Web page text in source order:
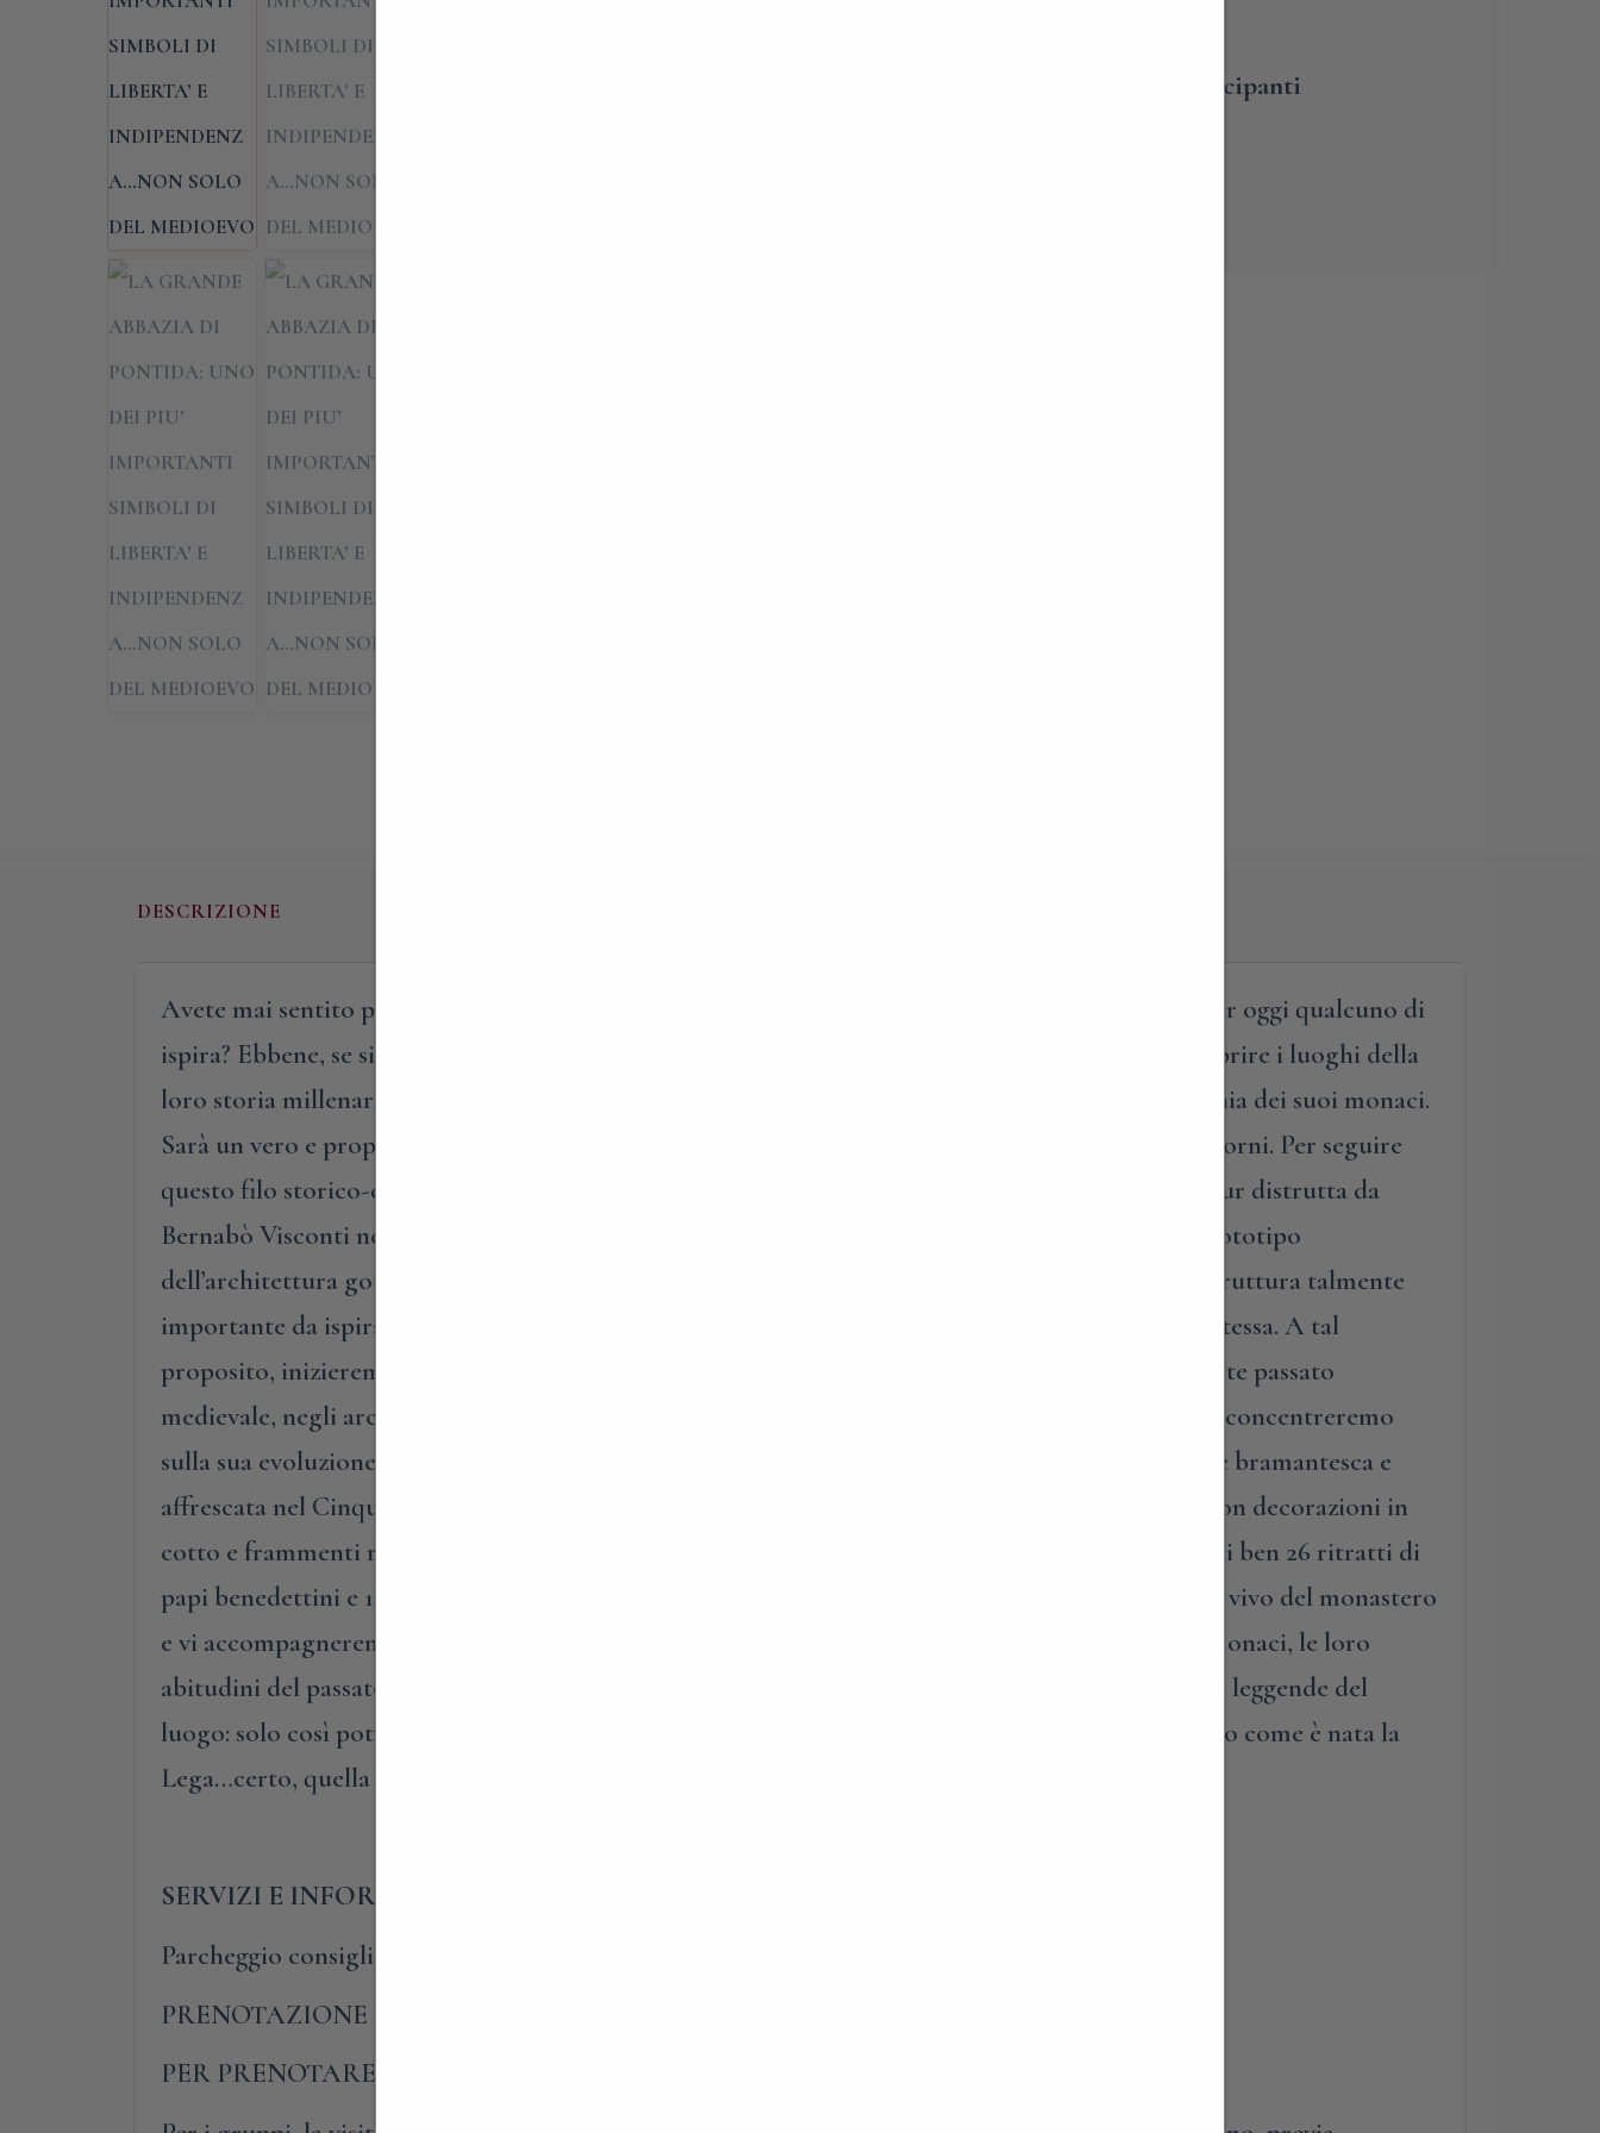
Inserisci qui sotto il numero dei partecipanti
DESCRIZIONE
Avete mai sentito parlare del “Giuramento di Pontida”? E della famosa Lega Lombarda a cui ancor oggi qualcuno di
ispira? Ebbene, se siete curiosi di conoscere a fondo questi avvenimenti e soprattutto se volte scoprire i luoghi della
loro storia millenaria, vi proponiamo un’inedita visita guidata dell’Abbazia di Pontida in compagnia dei suoi monaci.
Sarà un vero e proprio viaggio nella storia, con partenza dal remoto XI secolo e arrivo ai nostri giorni. Per seguire
questo filo storico-culturale, inizieremo proprio dalla basilica del complesso monastico che, seppur distrutta da
Bernabò Visconti nel 1373 e ricostruita nel Rinascimento, è considerata dagli storici dell’arte il prototipo
dell’architettura gotica lombarda, di cui rimangono le impostazioni trecentesche degli interni. Struttura talmente
importante da ispirare persino la costruzione del Duomo di Milano, che avverrà 70 anni dopo la stessa. A tal
proposito, inizieremo da un’approfondita visita interna, alla ricerca delle tracce di quell’affascinante passato
medievale, negli archi, nelle decorazioni e nei frammenti di opere antichissime, ma soprattutto ci concentreremo
sulla sua evoluzione rinascimentale. Per approfondire il tema, visiteremo la sacrestia di ispirazione bramantesca e
affrescata nel Cinquecento, ma anche i due chiostri del monastero: l’uno tardo quattrocentesco con decorazioni in
cotto e frammenti romanici, l’altro del 1510, caratterizzato dalla rappresentazione sotto i portici di ben 26 ritratti di
papi benedettini e 16 figure di importanti personaggi dell’ordine. Successivamente, entreremo nel vivo del monastero
e vi accompagneremo nella bellissima sala del capitolo. Qui, vi racconteremo le vicissitudini dei monaci, le loro
abitudini del passato ma anche quelle attuali; vi coinvolgeremo in racconti tradizionali, in storie e leggende del
luogo: solo così potrete comprendere meglio la “vicenda” del Giuramento di Pontida e soprattutto come è nata la
Lega…certo, quella dei comuni lombardi contro l’imperatore Federico I Barbarossa!
SERVIZI E INFORMAZIONI UTILI
Parcheggio consigliato: Via delle Rimembranze.
PRENOTAZIONE OBBLIGATORIA
PER PRENOTARE E PARTECIPARE ALLE VISITE